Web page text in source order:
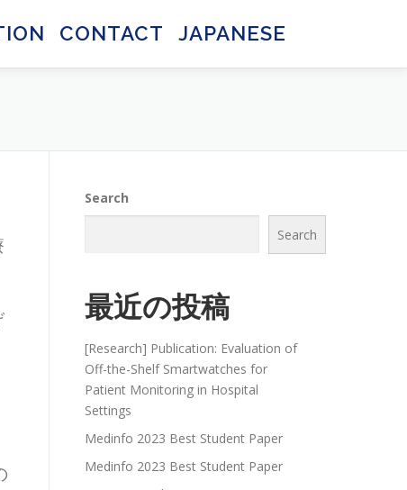
CONTACT 日本語
日本語
JAPANESE
Search
Search
最近の投稿
[Research] Publication: Evaluation of
Off-the-Shelf Smartwatches for
Patient Monitoring in Hospital
Settings
Medinfo 2023 Best Student Paper
Medinfo 2023 Best Student Paper